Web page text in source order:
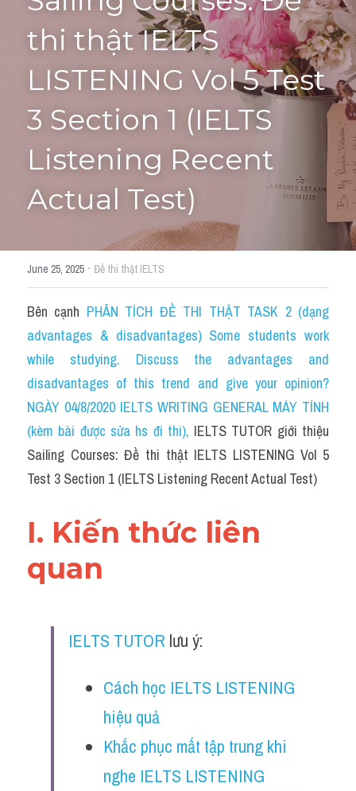
Tourism and Travelling
Pronunciation
Social issues
Section 2
Map
Transcript
Cam
Series luyện nghe Tiếng Anh cùng IELTS T
Health and Medicine
Environment
Advice
IELTS Advice
Writing
HỌC THỬ
thi thật IELTS
LISTENING Vol 5 Test
3 Section 1 (IELTS
Listening Recent
Actual Test)
June 25, 2025 · Đề thi thật IELTS
Bên cạnh PHÂN TÍCH ĐỀ THI THẬT TASK 2 (dạng
advantages & disadvantages) Some students work
while studying. Discuss the advantages and
disadvantages of this trend and give your opinion?
NGÀY 04/8/2020 IELTS WRITING GENERAL MÁY TÍNH
(kèm bài được sửa hs đi thi), IELTS TUTOR giới thiệu
Sailing Courses: Đề thi thật IELTS LISTENING Vol 5
Test 3 Section 1 (IELTS Listening Recent Actual Test)
I. Kiến thức liên
quan
IELTS TUTOR lưu ý:
Cách học IELTS LISTENING
hiệu quả
Khắc phục mất tập trung khi
nghe IELTS LISTENING